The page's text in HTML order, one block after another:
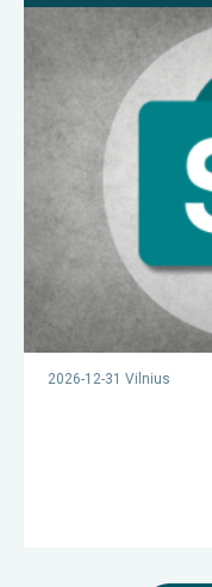
2026-12-31 Vilnius